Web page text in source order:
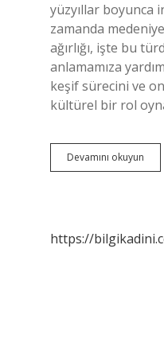
yüzyıllar boyunca
zamanda
ağırlığı, işte bu
anlamamıza
keşif sürecini ve
kültürel bir rol
Devamını okuyun
özgül
https://